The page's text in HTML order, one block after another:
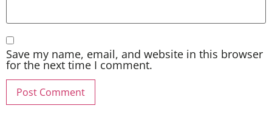
Save my name, email, and website in this browser
for the next time I comment.